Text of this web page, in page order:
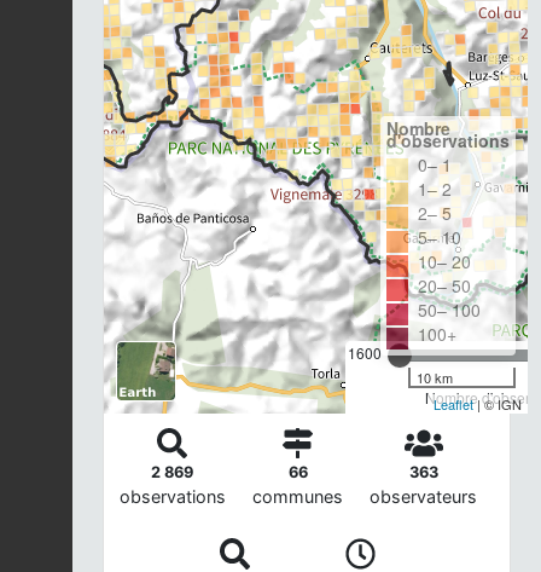
1600
Nombre
Nombre
d'observations
0– 1
1– 2
2– 5
5– 10
10– 20
20– 50
50– 100
100+
10 km
Leaflet| © IGN
2 869
observations
66
communes
363
observateurs